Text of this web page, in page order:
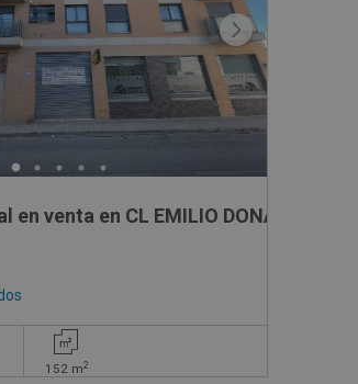
venta en CL EMILIO DONAT , 17
152 m2